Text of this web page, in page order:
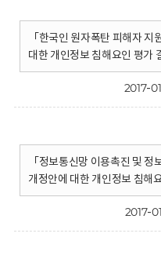
「한국인 원자폭탄 피해자
대한 개인정보 침해요인 평가
2017-
「정보통신망 이용촉진 및
개정안에 대한 개인정보 침해
2017-